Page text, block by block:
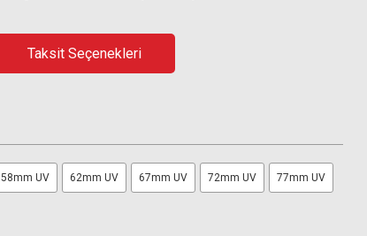
Taksit Seçenekleri
58mm UV 62mm UV 67mm UV 72mm UV 77mm UV